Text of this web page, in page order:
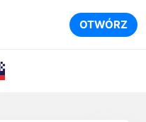
OTWÓRZ